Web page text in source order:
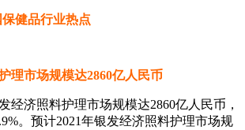
健品行业热点
市场规模达2860亿人民币
济照料护理市场规模达2860亿人民币，
。预计2021年银发经济照料护理市场规